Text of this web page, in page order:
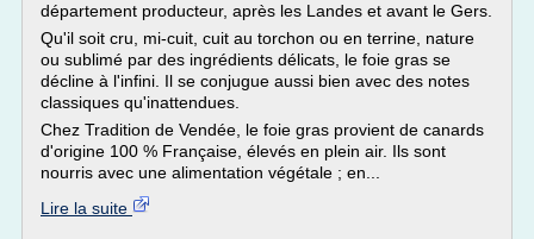
département producteur, après les Landes et avant le Gers.
Qu'il soit cru, mi-cuit, cuit au torchon ou en terrine, nature
ou sublimé par des ingrédients délicats, le foie gras se
décline à l'infini. Il se conjugue aussi bien avec des notes
classiques qu'inattendues.
Chez Tradition de Vendée, le foie gras provient de canards
d'origine 100 % Française, élevés en plein air. Ils sont
nourris avec une alimentation végétale ; en...
Lire la suite